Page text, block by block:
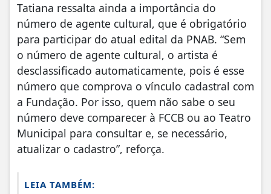
Tatiana ressalta ainda a importância do
número de agente cultural, que é obrigatório
para participar do atual edital da PNAB. “Sem
o número de agente cultural, o artista é
desclassificado automaticamente, pois é esse
número que comprova o vínculo cadastral com
a Fundação. Por isso, quem não sabe o seu
número deve comparecer à FCCB ou ao Teatro
Municipal para consultar e, se necessário,
atualizar o cadastro”, reforça.
LEIA TAMBÉM: